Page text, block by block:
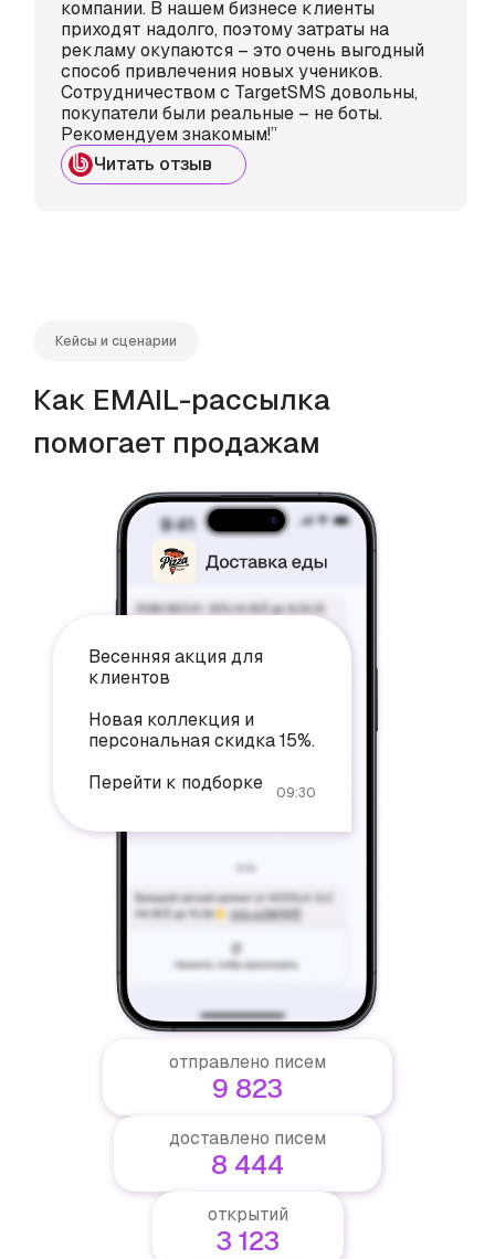
компании. В нашем бизнесе клиенты
приходят надолго, поэтому затраты на
рекламу окупаются – это очень выгодный
способ привлечения новых учеников.
Сотрудничеством с TargetSMS довольны,
покупатели были реальные – не боты.
Рекомендуем знакомым!”
Читать отзыв
Кейсы и сценарии
Как EMAIL-рассылка
помогает продажам
Весенняя акция для
клиентов
Новая коллекция и
персональная скидка 15%.
Перейти к подборке
09:30
отправлено писем
9 823
доставлено писем
8 444
открытий
3 123